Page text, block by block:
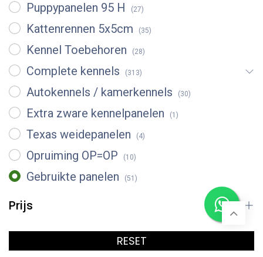
Puppypanelen 95 H (27)
Kattenrennen 5x5cm (35)
Kennel Toebehoren (28)
Complete kennels (313)
Autokennels / kamerkennels (30)
Extra zware kennelpanelen (1)
Texas weidepanelen (4)
Opruiming OP=OP (10)
Gebruikte panelen (51)
Prijs
RESET